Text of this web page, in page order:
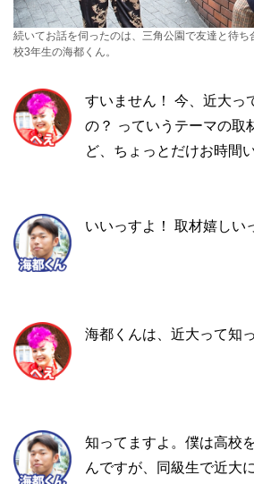
続いてお話を伺ったのは、三角公園で友達と待
校3年生の海都くん。
すいません！ 今、近大っ
の？ っていうテーマの取
ど、ちょっとだけお時間
いいっすよ！ 取材嬉しい
海都くんは、近大って知
知ってますよ。僕は高校
んですが、同級生で近大